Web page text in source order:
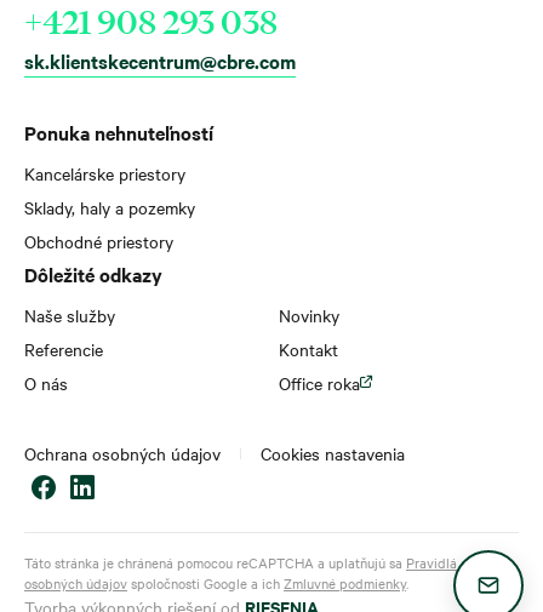
Ponuka nehnuteľností
Kancelárske priestory
Sklady, haly a pozemky
Obchodné priestory
Dôležité odkazy
Naše služby
Referencie
O nás
Novinky
Kontakt
Office roka
+421 908 293 038
sk.klientskecentrum@cbre.com
Ochrana osobných údajov Cookies nastavenia
Táto stránka je chránená pomocou reCAPTCHA a uplatňujú sa Pravidlá ochrany
osobných údajovspoločnosti Google a ichZmluvné podmienky.
Tvorba výkonných riešení od RIESENIA